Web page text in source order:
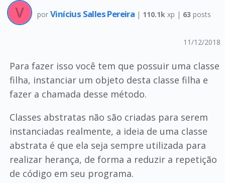
por Vinícius Salles Pereira | 110.1k xp | 63 posts
11/12/2018
Para fazer isso você tem que possuir uma classe
filha, instanciar um objeto desta classe filha e
fazer a chamada desse método.
Classes abstratas não são criadas para serem
instanciadas realmente, a ideia de uma classe
abstrata é que ela seja sempre utilizada para
realizar herança, de forma a reduzir a repetição
de código em seu programa.